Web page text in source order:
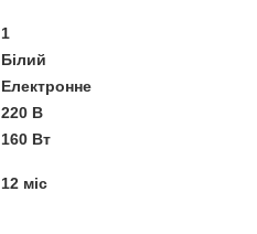
1
Білий
Електронне
220 В
160 Вт
12 міс